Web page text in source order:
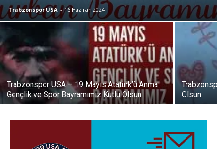
Trabzonspor USA - 16 Haziran 2024
Trabzonspor USA – 19 Mayıs Atatürk’ü Anma
Gençlik ve Spor Bayramımız Kutlu Olsun
Olsun